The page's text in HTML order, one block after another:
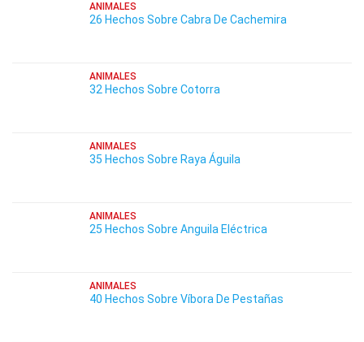
ANIMALES
26 Hechos Sobre Cabra De Cachemira
ANIMALES
32 Hechos Sobre Cotorra
ANIMALES
35 Hechos Sobre Raya Águila
ANIMALES
25 Hechos Sobre Anguila Eléctrica
ANIMALES
40 Hechos Sobre Víbora De Pestañas